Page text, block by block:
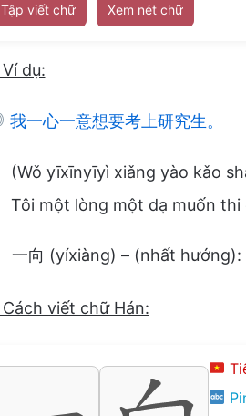
Tập viết chữ Xem nét chữ
Ví dụ:
我一心一意想要考上研究生。
(Wǒ yīxīnyīyì xiǎng yào kǎo
Tôi một lòng một dạ muốn thi
一向 (yíxiàng) – (nhất
Cách viết chữ Hán: